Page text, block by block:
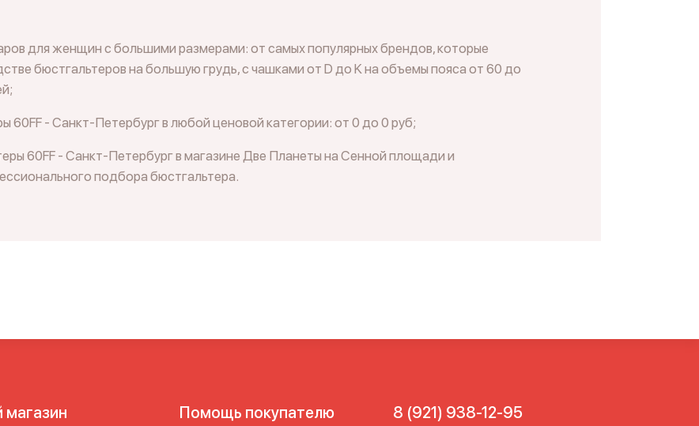
для женщин с большими размерами: от самых популярных брендов, которые
бюстгальтеров на большую грудь, с чашками от D до K на объемы пояса от 60 до
60FF - Санкт-Петербург в любой ценовой категории: от 0 до 0 руб;
60FF - Санкт-Петербург в магазине Две Планеты на Сенной площади и
подбора бюстгальтера.
магазин Помощь покупателю 8 (921) 938-12-95